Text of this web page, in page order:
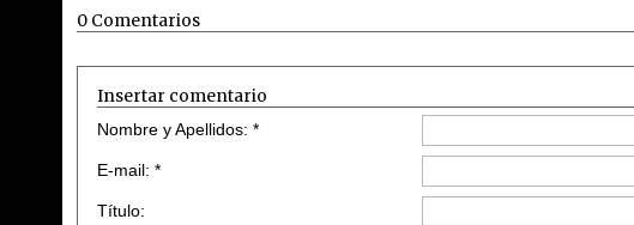
0 Comentarios
Insertar comentario
Nombre y Apellidos: *
E-mail: *
Título: